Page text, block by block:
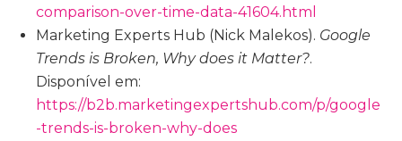
comparison-over-time-data-41604.html
Marketing Experts Hub (Nick Malekos). Google
Trends is Broken, Why does it Matter?.
Disponível em:
https://b2b.marketingexpertshub.com/p/google
-trends-is-broken-why-does